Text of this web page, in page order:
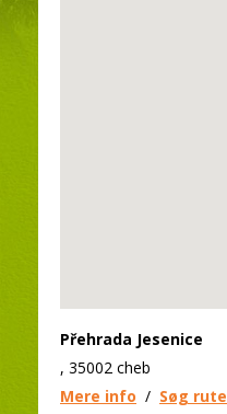
Přehrada Jesenice
, 35002 cheb
Mere info / Søg rute